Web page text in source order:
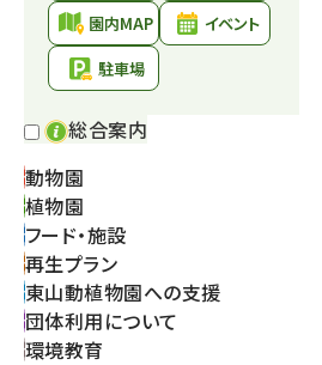
園内MAP
イベント
駐車場
総合案内
動物園
植物園
フード・施設
再生プラン
東山動植物園への支援
団体利用について
環境教育